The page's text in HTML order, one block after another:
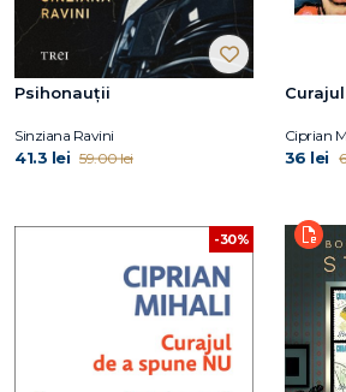
Psihonauții
Sinziana Ravini
41.3 lei 59.00 lei
Ciprian
36 lei
-30%